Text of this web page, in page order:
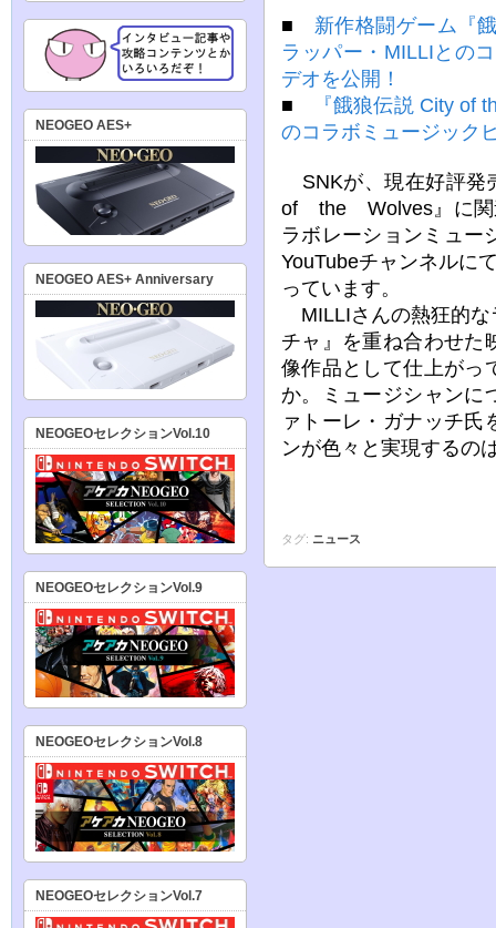
■ 新作格闘ゲーム『
ラッパー・MILLIとの
デオを公開！
■
『餓狼伝説 City of
のコラボミュージック
SNKが、現在好評
of the Wolves』に関
ラボレーションミュー
YouTubeチャンネルに
っています。
MILLIさんの熱狂的な
チャ』を重ね合わせた
像作品として仕上がっ
か。ミュージシャンに
ァトーレ・ガナッチ氏
ンが色々と実現するの
タグ: ニュース
NEOGEO AES+
NEOGEO AES+ Anniversary
NEOGEOセレクションVol.10
NEOGEOセレクションVol.9
NEOGEOセレクションVol.8
NEOGEOセレクションVol.7